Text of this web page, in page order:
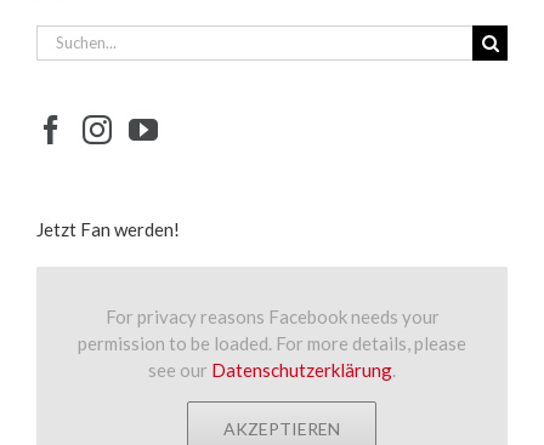
Suche
nach:
Jetzt Fan werden!
For privacy reasons Facebook needs your
permission to be loaded. For more details, please
see our Datenschutzerklärung.
AKZEPTIEREN